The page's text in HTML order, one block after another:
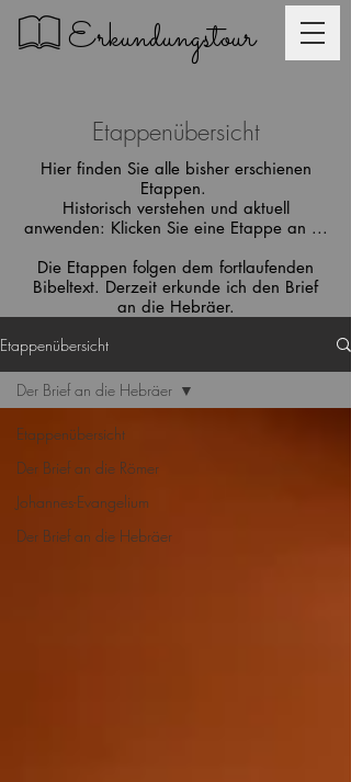
Erkundungstour
Etappenübersicht
Hier finden Sie alle bisher erschienen
Etappen.
Historisch verstehen und aktuell
anwenden: Klicken Sie eine Etappe an ...
Die Etappen folgen dem fortlaufenden
Bibeltext. Derzeit erkunde ich den Brief
an die Hebräer.
Etappenübersicht
Etappenübersicht
Der Brief an die Römer
Johannes-Evangelium
Der Brief an die Hebräer
Der Brief an die Hebräer